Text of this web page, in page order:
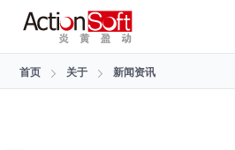
首页 关于 新闻资讯